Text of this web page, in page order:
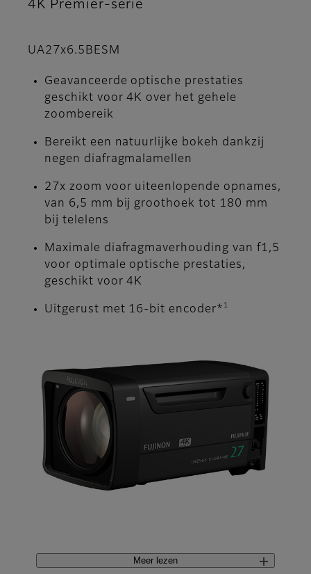
4K Premier-serie
UA27x6.5BESM
Geavanceerde optische prestaties
geschikt voor 4K over het gehele
zoombereik
Bereikt een natuurlijke bokeh dankzij
negen diafragmalamellen
27x zoom voor uiteenlopende opnames,
van 6,5 mm bij groothoek tot 180 mm
bij telelens
Maximale diafragmaverhouding van f1,5
voor optimale optische prestaties,
geschikt voor 4K
Uitgerust met 16-bit encoder* 1
Meer lezen